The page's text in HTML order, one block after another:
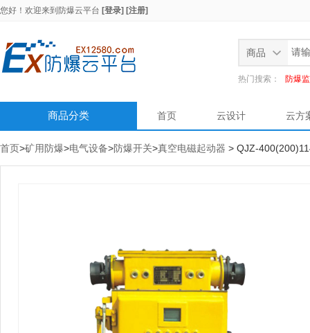
您好！欢迎来到 防爆云平台 [登录] [注册]
商品
热门搜索： 防爆
商品分类 首页 云设计 云方
首页>矿用防爆>电气设备>防爆开关>真空电磁起动器 > QJZ-